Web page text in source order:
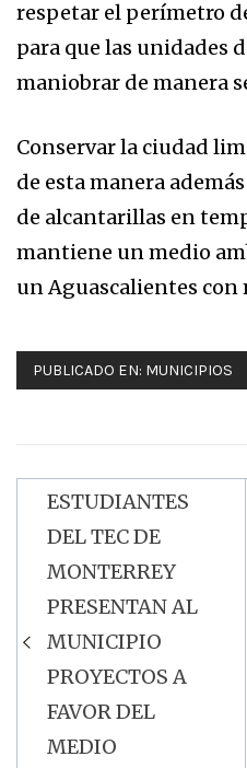
respetar el perímetro
para que las unidades
maniobrar de manera
Conservar la ciudad
de esta manera
de alcantarillas en
mantiene un medio
un Aguascalientes con
PUBLICADO EN: MUNICIPIOS
Navegación
de
entradas
ESTUDIANTES
DEL TEC DE
MONTERREY
PRESENTAN AL
MUNICIPIO
PROYECTOS A
FAVOR DEL
MEDIO